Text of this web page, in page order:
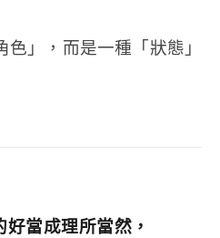
色」， 而是一種「狀態」
好當成理所當然，